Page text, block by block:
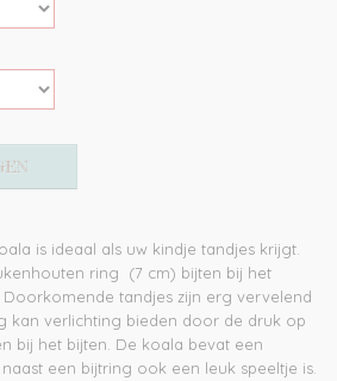
is ideaal als uw kindje tandjes krijgt.
ring (7 cm) bijten bij het
tandjes zijn erg vervelend
kan verlichting bieden door de druk op
bij het bijten. De koala bevat een
een bijtring ook een leuk speeltje is.